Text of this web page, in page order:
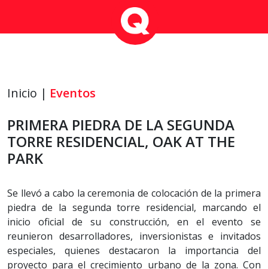
Inicio | Eventos
PRIMERA PIEDRA DE LA SEGUNDA
TORRE RESIDENCIAL, OAK AT THE
PARK
Se llevó a cabo la ceremonia de colocación de la primera
piedra de la segunda torre residencial, marcando el
inicio oficial de su construcción, en el evento se
reunieron desarrolladores, inversionistas e invitados
especiales, quienes destacaron la importancia del
proyecto para el crecimiento urbano de la zona. Con